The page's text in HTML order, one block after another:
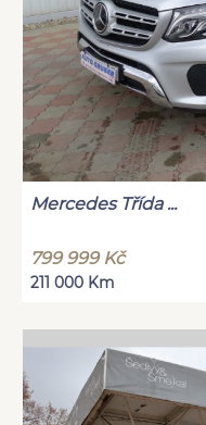
Mercedes Třída ...
799 999 Kč
211 000 Km